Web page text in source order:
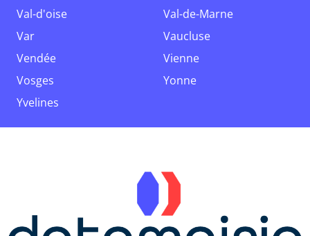
Val-d'oise
Val-de-Marne
Var
Vaucluse
Vendée
Vienne
Vosges
Yonne
Yvelines